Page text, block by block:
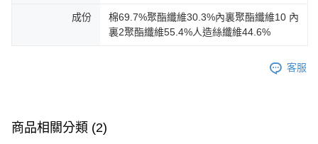
成份
棉69.7%聚酯纖維30.3%內裏聚酯纖維10 內
裏2聚酯纖維55.4%人造絲纖維44.6%
客服
商品相關分類 (2)